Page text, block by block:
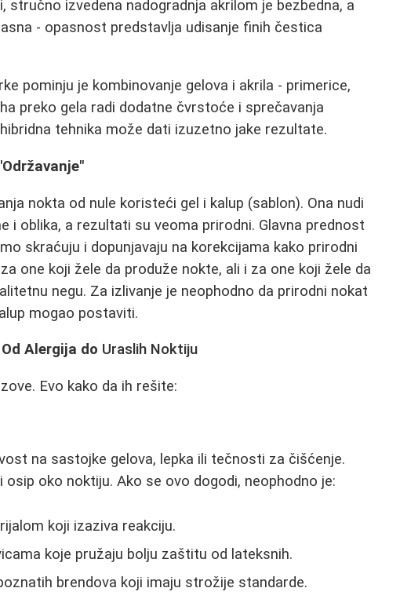
izvedena nadogradnja akrilom je bezbedna, a
- opasnost predstavlja udisanje finih čestica
pominju je kombinovanje gelova i akrila - primerice,
preko gela radi dodatne čvrstoće i sprečavanja
tehnika može dati izuzetno jake rezultate.
nokta od nule koristeći gel i kalup (sablon). Ona nudi
i oblika, a rezultati su veoma prirodni. Glavna prednost
skraćuju i dopunjavaju na korekcijama kako prirodni
one koji žele da produže nokte, ali i za one koji žele da
negu. Za izlivanje je neophodno da prirodni nokat
mogao postaviti.
Alergija do Uraslih Noktiju
Evo kako da ih rešite:
na sastojke gelova, lepka ili tečnosti za čišćenje.
oko noktiju. Ako se ovo dogodi, neophodno je:
koji izaziva reakciju.
koje pružaju bolju zaštitu od lateksnih.
brendova koji imaju strožije standarde.